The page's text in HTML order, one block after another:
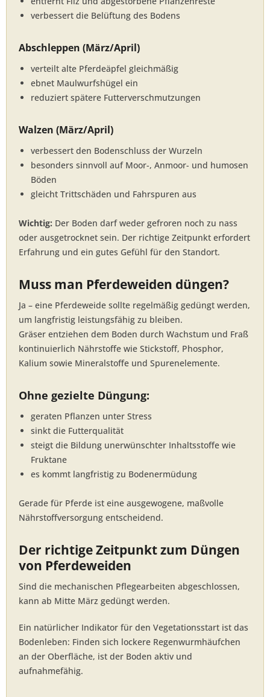
verbessert die Belüftung des Bodens
Abschleppen (März/April)
verteilt alte Pferdeäpfel gleichmäßig
ebnet Maulwurfshügel ein
reduziert spätere Futterverschmutzungen
Walzen (März/April)
verbessert den Bodenschluss der Wurzeln
besonders sinnvoll auf Moor-, Anmoor- und humosen
Böden
gleicht Trittschäden und Fahrspuren aus
Wichtig: Der Boden darf weder gefroren noch zu nass
oder ausgetrocknet sein. Der richtige Zeitpunkt erfordert
Erfahrung und ein gutes Gefühl für den Standort.
Muss man Pferdeweiden düngen?
Ja – eine Pferdeweide sollte regelmäßig gedüngt werden,
um langfristig leistungsfähig zu bleiben.
Gräser entziehen dem Boden durch Wachstum und Fraß
kontinuierlich Nährstoffe wie Stickstoff, Phosphor,
Kalium sowie Mineralstoffe und Spurenelemente.
Ohne gezielte Düngung:
geraten Pflanzen unter Stress
sinkt die Futterqualität
steigt die Bildung unerwünschter Inhaltsstoffe wie
Fruktane
es kommt langfristig zu Bodenermüdung
Gerade für Pferde ist eine ausgewogene, maßvolle
Nährstoffversorgung entscheidend.
Der richtige Zeitpunkt zum Düngen
von Pferdeweiden
Sind die mechanischen Pflegearbeiten abgeschlossen,
kann ab Mitte März gedüngt werden.
Ein natürlicher Indikator für den Vegetationsstart ist das
Bodenleben: Finden sich lockere Regenwurmhäufchen
an der Oberfläche, ist der Boden aktiv und
aufnahmefähig.